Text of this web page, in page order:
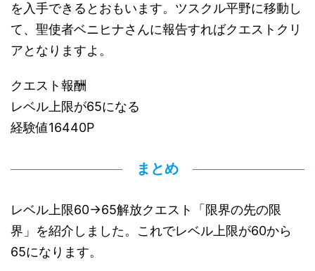
を入手できるとおもいます。ツスクル平野に移動し
て、聖使者ベニヒナさんに報告すればクエストクリ
アとなりますよ。
クエスト報酬
レベル上限が65になる
経験値16440P
まとめ
レベル上限60→65解放クエスト「限界の先の限
界」を紹介しました。これでレベル上限が60から
65になります。